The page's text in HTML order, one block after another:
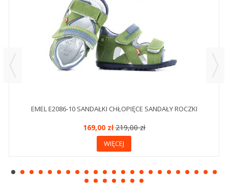
EMEL E2086-10 SANDAŁKI CHŁOPIĘCE SANDAŁY ROCZKI
169,00 zł219,00 zł
WIĘCEJ